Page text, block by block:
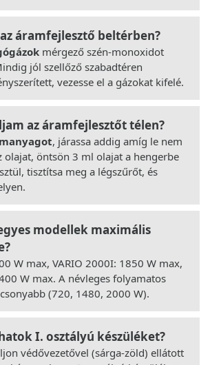
áramfejlesztő beltérben?
mérgező szén-monoxidot
jól szellőző szabadtéren
vezesse el a gázokat kifelé.
az áramfejlesztőt télen?
, járassa addig amíg le nem
olajat, öntsön 3 ml olajat a hengerbe
tisztítsa meg a légszűrőt, és
modellek maximális
W max, VARIO 2000I: 1850 W max,
W max. A névleges folyamatos
(720, 1480, 2000 W).
I. osztályú készüléket?
védővezetővel (sárga-zöld) ellátott